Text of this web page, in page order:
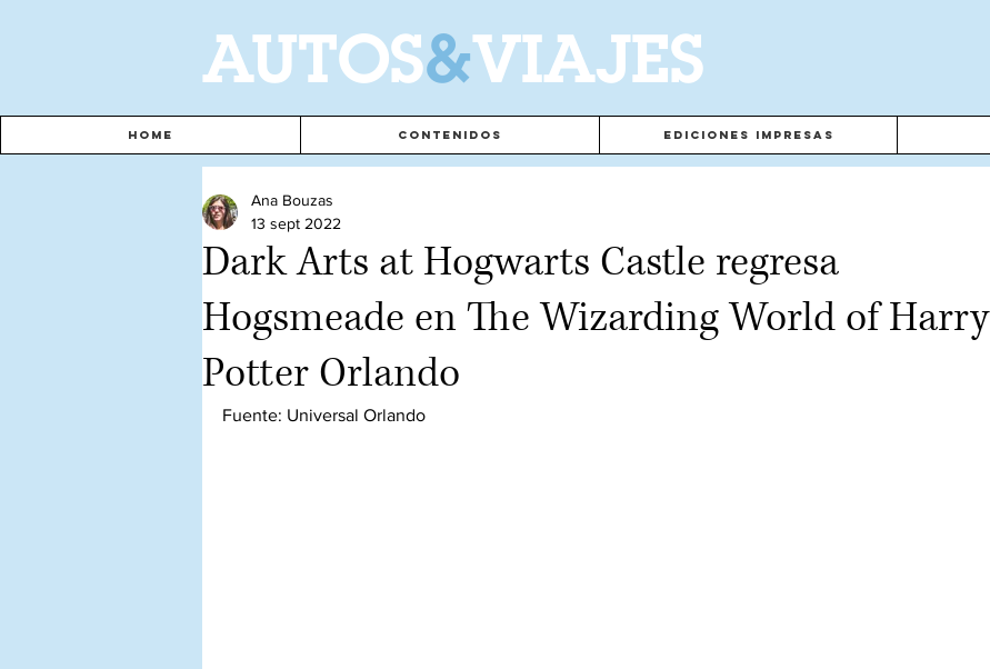
AUTOS&VIAJES
Home Contenidos Ediciones Impresas
Dark Arts at Hogwarts Castle regresa
Hogsmeade en The Wizarding World of Harry
Potter Orlando
Ana Bouzas
13 sept 2022
Fuente: Universal Orlando